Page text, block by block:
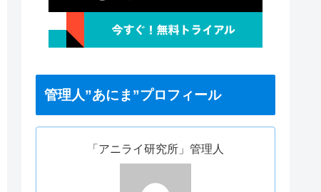
管理人”あにま”プロフィール
「アニライ研究所」管理人